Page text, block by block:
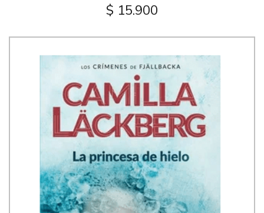
$ 15.900